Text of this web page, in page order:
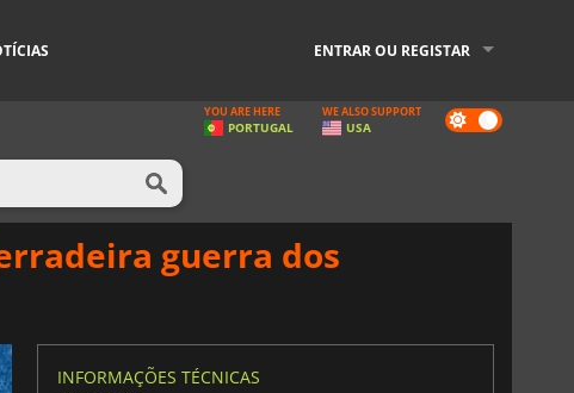
ENTRAR OU REGISTAR
Dark
mode
YOU ARE HERE
PORTUGAL
WE ALSO SUPPORT
USA
guerra dos
INFORMAÇÕES TÉCNICAS